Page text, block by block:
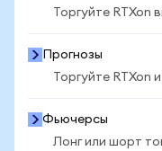
Торгуйте
Прогнозы
Торгуйте RTXon
Фьючерсы
Лонг или шорт